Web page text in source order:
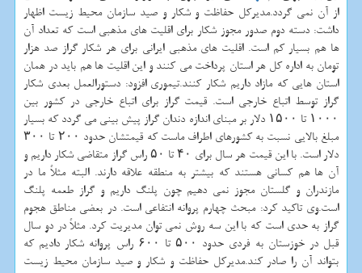
از آن نمی گردد.مدیركل حفاظت و شكار و صید سازمان محیط زیست اظهار
داشت: دسته دوم صدور مجوز شكار برای اقلیت های مذهبی است كه تعداد آن
ها هم بسیار كم است. اقلیت های مذهبی ایرانی برای هر شكار گراز صد هزار
تومان به اداره كل هر استان پرداخت می كنند و این اقلیت ها هم باید در همان
استان هایی كه مازاد داریم شكار كنند.تیموری افزود: دستورالعمل بعدی شكار
گراز توسط اتباع خارجی است. قیمت گراز برای اتباع خارجی در كشور بین
۱۰۰۰ تا ۱۵۰۰ دلار بر مبنای اندازه دندان گراز پیش بینی می گردد كه بسیار
مبلغ بالایی نسبت به كشورهای اطراف ماست كه قیمتشان حدود ۲۰۰ تا ۳۰۰
دلار است. با این قیمت هر سال برای ۴۰ تا ۵۰ راس گراز متقاضی شكار داریم و
آن ها هم كسانی هستند كه بیشتر به منطقه علاقه دارند. البته مثلاً ما در
مازندران و گلستان مجوز نمی دهیم چون پلنگ داریم و گراز طعمه پلنگ
است.وی تاكید كرد: مبحث چهارم پروانه انتفاعی است. در بعضی مناطق هجوم
گراز به حدی است كه با این سه روش نمی توان مدیریت كرد. مثلاً در دو سال
قبل در خوزستان به فردی حدود ۵۰۰ تا ۶۰۰ راس پروانه شكار دادیم كه
بتواند آن را صادر كند.مدیركل حفاظت و شكار و صید سازمان محیط زیست